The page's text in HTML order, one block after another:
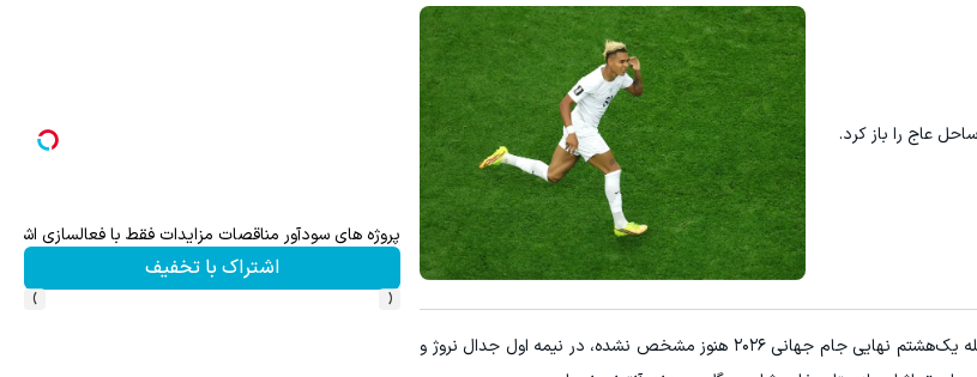
عاج را باز کرد.
به گزارش ورزش سه، در حالی که تکلیف آخرین حریف برزیل در مرحله یک‌هشتم نهایی جام جهانی ۲۰۲۶ هنوز مشخص نشده، در نیمه اول جدال نروژ و
سود کلان برای مدیران عامل با شرکت در مناقصات و مزایدات ایران تندر
اشتراک با تخفیف
پروژه های سودآور مناقصات مزایدات فقط با فعالسازی
اشتراک با تخفیف
‹
›